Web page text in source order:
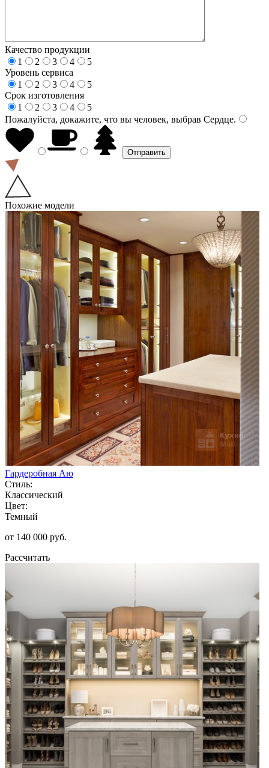
Качество продукции
1
2 3 4
5
Уровень сервиса
1
2 3 4
5
Срок изготовления
1
2 3 4
5
Пожалуйста, докажите, что вы человек, выбрав Сердце.
Похожие модели
Гардеробная Аю
Стиль:
Классический
Цвет:
Темный
от 140 000 руб.
Рассчитать